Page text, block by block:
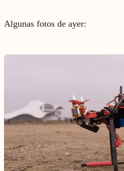
Algunas fotos de ayer: